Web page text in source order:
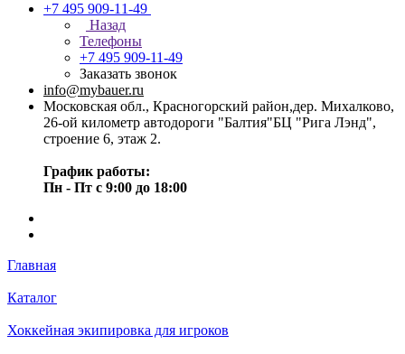
+7 495 909-11-49
Назад
Телефоны
+7 495 909-11-49
Заказать звонок
info@mybauer.ru
Московская обл., Красногорский район,дер. Михалково,
26-ой километр автодороги "Балтия"БЦ "Рига Лэнд",
строение 6, этаж 2.
График работы:
Пн - Пт с 9:00 до 18:00
Главная
Каталог
Хоккейная экипировка для игроков